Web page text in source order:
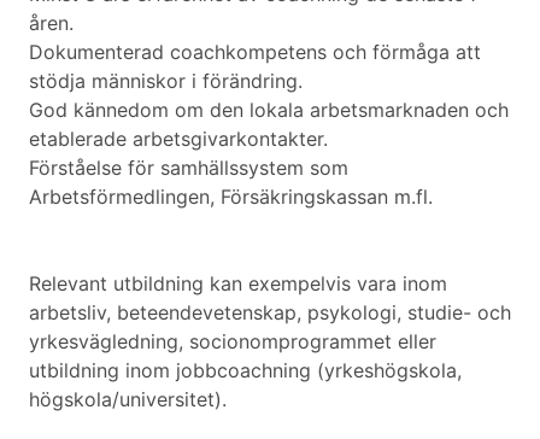
åren.
Dokumenterad coachkompetens och förmåga att
stödja människor i förändring.
God kännedom om den lokala arbetsmarknaden och
etablerade arbetsgivarkontakter.
Förståelse för samhällssystem som
Arbetsförmedlingen, Försäkringskassan m.fl.
Relevant utbildning kan exempelvis vara inom
arbetsliv, beteendevetenskap, psykologi, studie- och
yrkesvägledning, socionomprogrammet eller
utbildning inom jobbcoachning (yrkeshögskola,
högskola/universitet).